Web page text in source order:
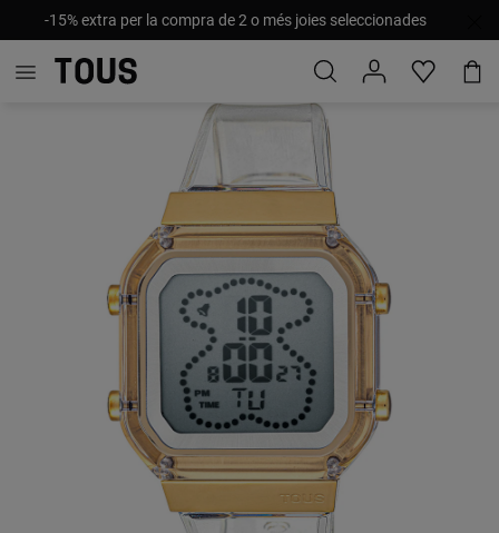
-15% extra per la compra de 2 o més joies seleccionades